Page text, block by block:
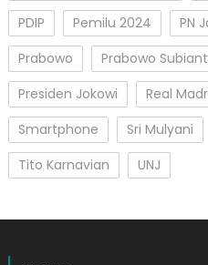
PDIP
Pemilu 2024 PN
Prabowo
Prabowo
Presiden Jokowi
Real
Smartphone
Sri Mulyani
Tito Karnavian
UNJ